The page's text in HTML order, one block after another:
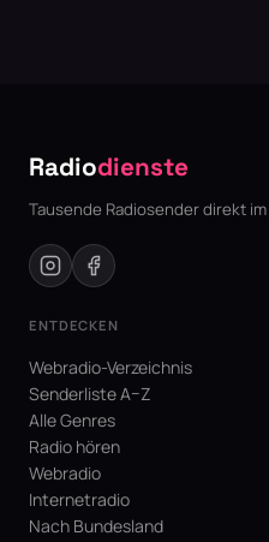
Radiodienste
Tausende Radiosender direkt
ENTDECKEN
Webradio-Verzeichnis
Senderliste A–Z
Alle Genres
Radio hören
Webradio
Internetradio
Nach Bundesland